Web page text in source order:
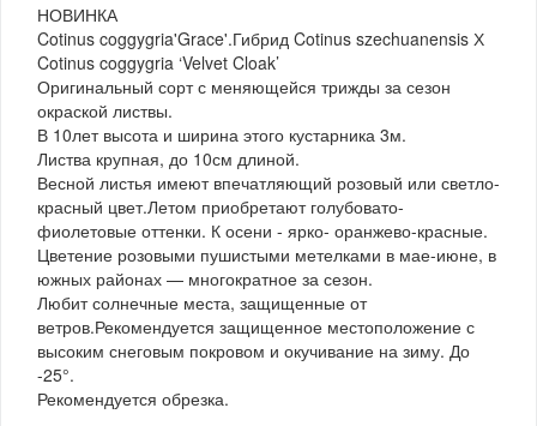
НОВИНКА
Cotinus coggygria'Grace'.Гибрид Cotinus szechuanensis Х
Cotinus coggygria ‘Velvet Cloak’
Оригинальный сорт с меняющейся трижды за сезон
окраской листвы.
В 10лет высота и ширина этого кустарника 3м.
Листва крупная, до 10см длиной.
Весной листья имеют впечатляющий розовый или светло-
красный цвет.Летом приобретают голубовато-
фиолетовые оттенки. К осени - ярко- оранжево-красные.
Цветение розовыми пушистыми метелками в мае-июне, в
южных районах — многократное за сезон.
Любит солнечные места, защищенные от
ветров.Рекомендуется защищенное местоположение с
высоким снеговым покровом и окучивание на зиму. До
-25°.
Рекомендуется обрезка.